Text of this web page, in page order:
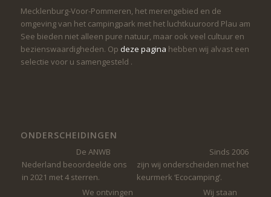
Mecklenburg-Voor-Pommeren, het merengebied en de
omgeving van het campingpark met het luchtkuuroord Plau am
See bieden niet alleen pure natuur, maar ook veel cultuur en
bezienswaardigheden. Op deze pagina hebben wij alvast een
selectie voor u samengesteld .
ONDERSCHEIDINGEN
De ANWB
Nederland beoordeelde ons
in 2021 met 4 sterren.
Sinds 2006
zijn wij onderscheiden met het
keurmerk ‘Ecocamping’.
We ontvingen
Wij staan ​​